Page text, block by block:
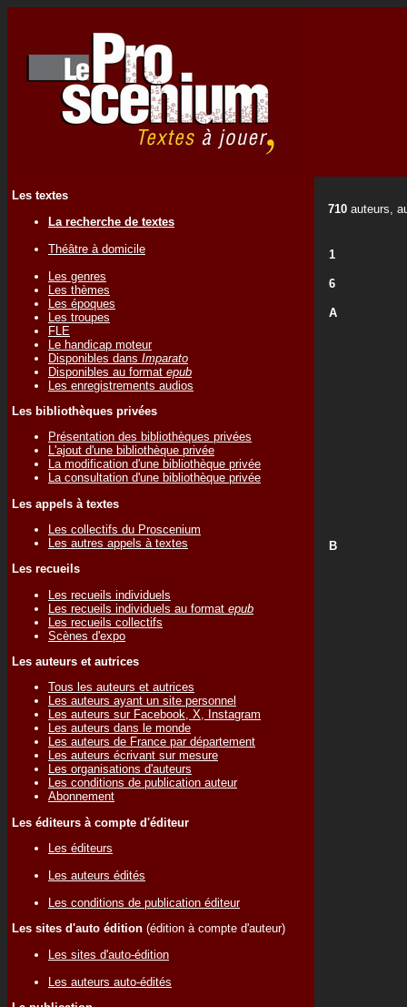
Les textes
La recherche de textes
Théâtre à domicile
Les genres
Les thèmes
Les époques
Les troupes
FLE
Le handicap moteur
Disponibles dans Imparato
Disponibles au format epub
Les enregistrements audios
Les bibliothèques privées
Présentation des bibliothèques privées
L'ajout d'une bibliothèque privée
La modification d'une bibliothèque privée
La consultation d'une bibliothèque privée
Les appels à textes
Les collectifs du Proscenium
Les autres appels à textes
Les recueils
Les recueils individuels
Les recueils individuels au format epub
Les recueils collectifs
Scènes d'expo
Les auteurs et autrices
Tous les auteurs et autrices
Les auteurs ayant un site personnel
Les auteurs sur Facebook, X, Instagram
Les auteurs dans le monde
Les auteurs de France par département
Les auteurs écrivant sur mesure
Les organisations d'auteurs
Les conditions de publication auteur
Abonnement
Les éditeurs à compte d'éditeur
Les éditeurs
Les auteurs édités
Les conditions de publication éditeur
Les sites d'auto édition (édition à compte d'auteur)
Les sites d'auto-édition
Les auteurs auto-édités
710 auteurs,
1
6
A
B